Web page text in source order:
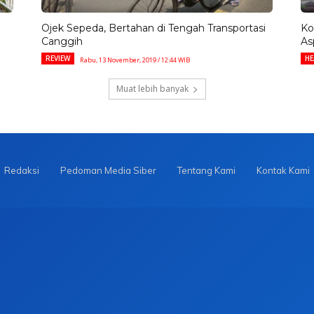
Ojek Sepeda, Bertahan di Tengah Transportasi
Canggih
REVIEW Rabu, 13 November, 2019 / 12:44 WIB
Muat lebih banyak
Redaksi Pedoman Media Siber Tentang Kami Kontak Kami